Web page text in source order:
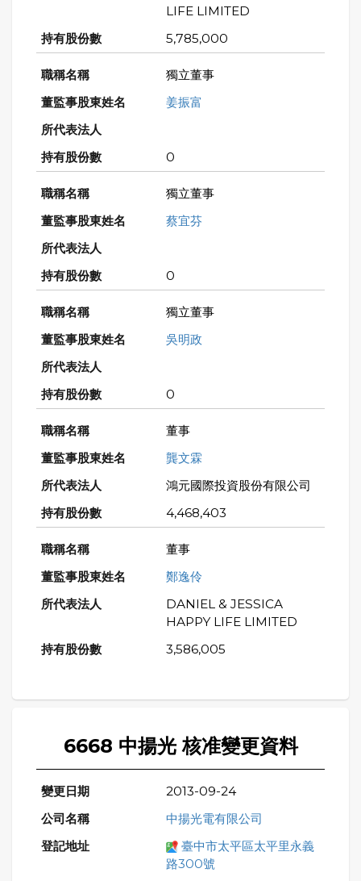
LIFE LIMITED
5,785,000
獨立董事
姜振富
0
獨立董事
蔡宜芬
0
獨立董事
吳明政
0
董事
龔文霖
鴻元國際投資股份有限公司
4,468,403
董事
鄭逸伶
DANIEL & JESSICA
HAPPY LIFE LIMITED
3,586,005
6668 中揚光 核准變更資料
2013-09-24
中揚光電有限公司
臺中市太平區太平里永義
路300號